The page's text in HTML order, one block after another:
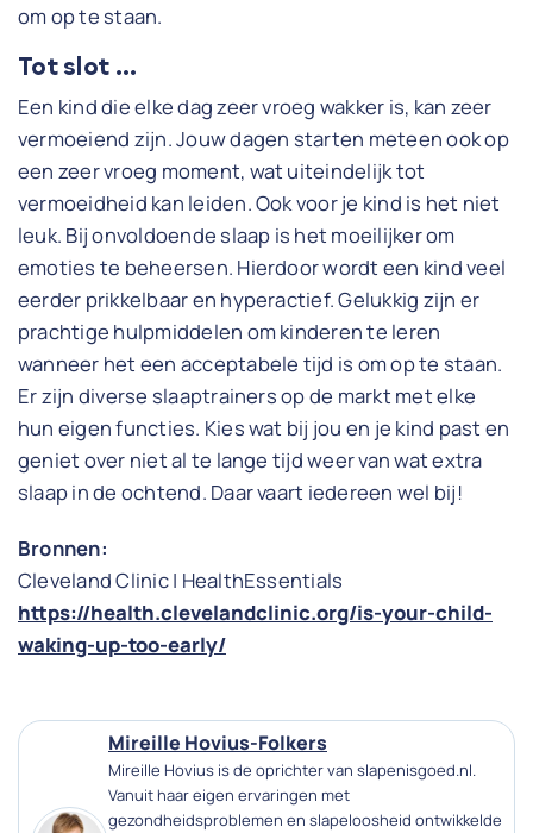
om op te staan.
Tot slot …
Een kind die elke dag zeer vroeg wakker is, kan zeer
vermoeiend zijn. Jouw dagen starten meteen ook op
een zeer vroeg moment, wat uiteindelijk tot
vermoeidheid kan leiden. Ook voor je kind is het niet
leuk. Bij onvoldoende slaap is het moeilijker om
emoties te beheersen. Hierdoor wordt een kind veel
eerder prikkelbaar en hyperactief. Gelukkig zijn er
prachtige hulpmiddelen om kinderen te leren
wanneer het een acceptabele tijd is om op te staan.
Er zijn diverse slaaptrainers op de markt met elke
hun eigen functies. Kies wat bij jou en je kind past en
geniet over niet al te lange tijd weer van wat extra
slaap in de ochtend. Daar vaart iedereen wel bij!
Bronnen:
Cleveland Clinic | HealthEssentials
https://health.clevelandclinic.org/is-your-child-
waking-up-too-early/
Mireille Hovius-Folkers
Mireille Hovius is de oprichter van slapenisgoed.nl.
Vanuit haar eigen ervaringen met
gezondheidsproblemen en slapeloosheid ontwikkelde